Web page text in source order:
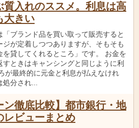
質入れのススメ。利息は高
大きい
ブランド品を買い取って販売すると
ジが定着しつつありますが、そもそも
を貸してくれるところ」です。 お金を
ときはキャンシングと同じように利
が最終的に元金と利息が払えなけれ
分され...
ン徹底比較】都市銀行・地
レビューまとめ